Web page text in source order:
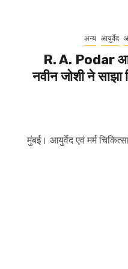
अन्य आयुर्वेद
R. A. Podar
नवीन जोशी ने साझा
मुंबई। आयुर्वेद एवं मर्म